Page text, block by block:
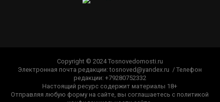
Copyright © 2024 Tosnovedomosti.ru
Электронная почта редакции: tosnoved@yandex.ru / Телефон
редакции: +79280752332
Настоящий ресурс содержит материалы 18+
Отправляя любую форму на сайте, вы соглашаетесь с политикой